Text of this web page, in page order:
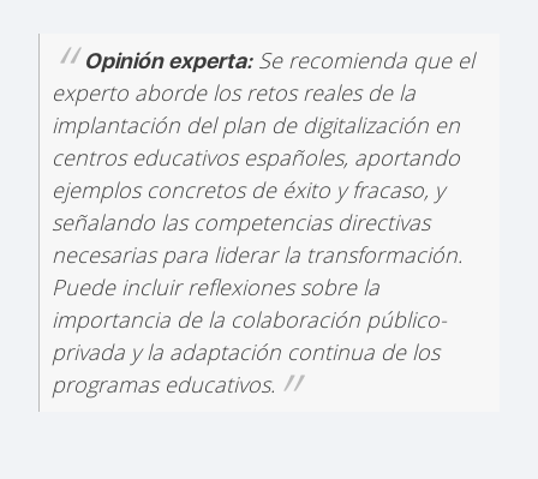
Opinión experta: Se recomienda que el
experto aborde los retos reales de la
implantación del plan de digitalización en
centros educativos españoles, aportando
ejemplos concretos de éxito y fracaso, y
señalando las competencias directivas
necesarias para liderar la transformación.
Puede incluir reflexiones sobre la
importancia de la colaboración público-
privada y la adaptación continua de los
programas educativos.